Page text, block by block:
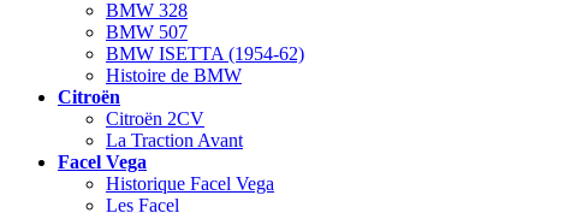
BMW 328
BMW 507
BMW ISETTA (1954-62)
Histoire de BMW
Citroën
Citroën 2CV
La Traction Avant
Facel Vega
Historique Facel Vega
Les Facel